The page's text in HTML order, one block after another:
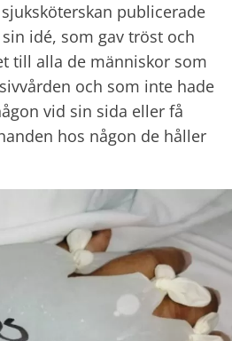
publicerade
idé, som gav tröst och
till alla de människor som
och som inte hade
vid sin sida eller få
hos någon de håller